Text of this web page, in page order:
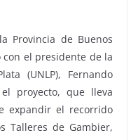
Provincia de Buenos
con el presidente de la
(UNLP), Fernando
proyecto, que lleva
expandir el recorrido
Talleres de Gambier,